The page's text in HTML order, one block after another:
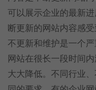
可以展示企业的最新
断更新的网站内容感
不更新和维护是一个
网站在很长一段时间
大大降低。不同行业